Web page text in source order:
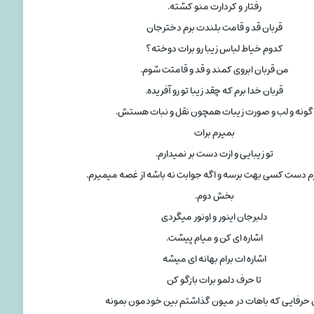
رفتار و کردارت منو کشته.
قربان قد و قامت بلندت برم دخترجان
کدوم خیاط لباس زیبا رو برات دوخته؟
من قربان ابروی کمند و قد و قامتت شوم.
قربان خدا برم که چقد زیبا تو رو آفریده.
گونه و لب و صورت زیبات همچون نقل و نبات هستش.
بمیرم برات
تو زیبایی و ازت دست بر نمیدارم.
دست کسی بهت برسه و اگه جوابت نه باشه از غصه میمیرم.
بخش دوم.
دلبرجان اینور و اونور میگردی
اشاره ای کن و میام پیشت.
اشاره ات برام بهانه ای میشه
تا حرف دلمو برات بازگو کن
حرفایی که باهات در میون گذاشتم بین خودمون بمونه